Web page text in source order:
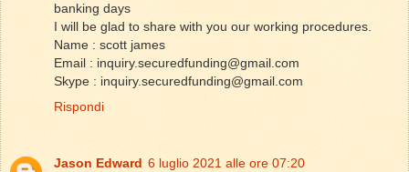
banking days
I will be glad to share with you our working procedures.
Name : scott james
Email : inquiry.securedfunding@gmail.com
Skype : inquiry.securedfunding@gmail.com
Rispondi
Jason Edward 6 luglio 2021 alle ore 07:20